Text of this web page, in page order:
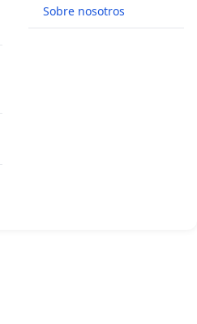
Sobre nosotros